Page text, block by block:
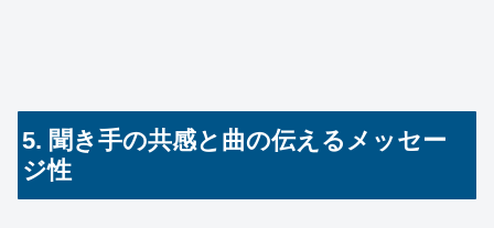
5. 聞き手の共感と曲の伝えるメッセー
ジ性